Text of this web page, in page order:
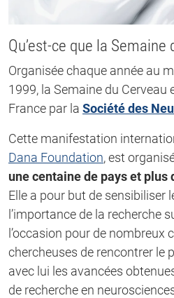
Qu’est-ce que la Semaine
Organisée chaque année au
1999, la Semaine du Cerveau
France par la Société des
Cette manifestation
Dana Foundation, est
une centaine de pays et plus
Elle a pour but de sensibiliser
l’importance de la recherche
l’occasion pour de nombreux
chercheuses de rencontrer le
avec lui les avancées
de recherche en